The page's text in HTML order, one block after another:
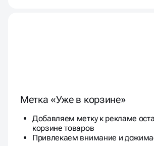
Метка «Уже в корзине»
Добавляем метку к рекламе
корзине товаров
Привлекаем внимание и